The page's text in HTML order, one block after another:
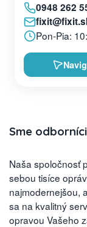
0948 262
Pon-Pia:
Sme
Naša spoločnosť
sebou tisíce
najmodernejšou,
sa na kvalitný
opravou Vašeho